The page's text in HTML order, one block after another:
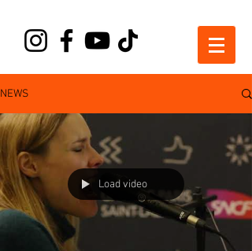
NEWS
Load video